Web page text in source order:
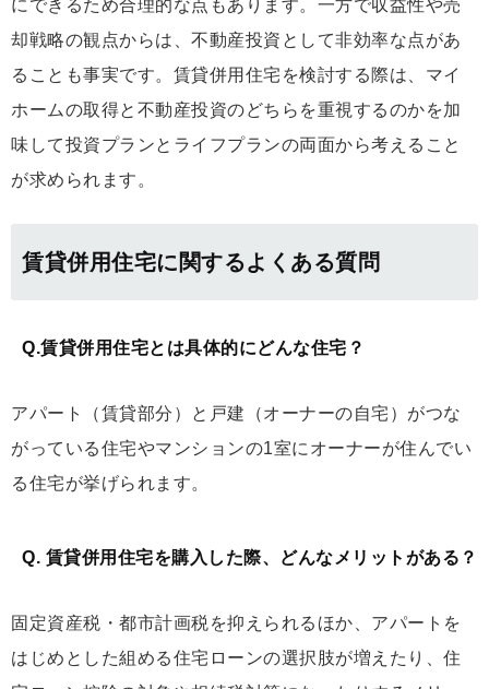
にできるため合理的な点もあります。一方で収益性や売
却戦略の観点からは、不動産投資として非効率な点があ
ることも事実です。賃貸併用住宅を検討する際は、マイ
ホームの取得と不動産投資のどちらを重視するのかを加
味して投資プランとライフプランの両面から考えること
が求められます。
賃貸併用住宅に関するよくある質問
Q.賃貸併用住宅とは具体的にどんな住宅？
アパート（賃貸部分）と戸建（オーナーの自宅）がつな
がっている住宅やマンションの1室にオーナーが住んでい
る住宅が挙げられます。
Q. 賃貸併用住宅を購入した際、どんなメリットがある？
固定資産税・都市計画税を抑えられるほか、アパートを
はじめとした組める住宅ローンの選択肢が増えたり、住